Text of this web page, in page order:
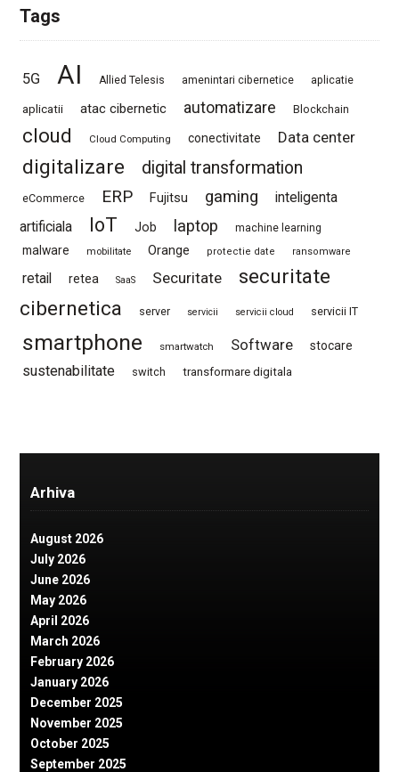
Tags
5G AI Allied Telesis amenintari cibernetice aplicatie
aplicatii atac cibernetic automatizare Blockchain
cloud Cloud Computing conectivitate Data center
digitalizare digital transformation
eCommerce ERP Fujitsu gaming
inteligenta
artificiala
IoT Job laptop machine learning
malware mobilitate Orange protectie date ransomware
retail retea SaaS Securitate
securitate
cibernetica
server servicii servicii cloud servicii IT
smartphone smartwatch Software stocare
sustenabilitate switch transformare digitala
Arhiva
August 2026
July 2026
June 2026
May 2026
April 2026
March 2026
February 2026
January 2026
December 2025
November 2025
October 2025
September 2025